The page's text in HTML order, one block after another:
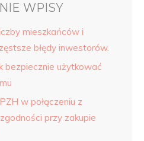
WPISY
mieszkańców i
błędy inwestorów.
bezpiecznie użytkować
w połączeniu z
przy zakupie